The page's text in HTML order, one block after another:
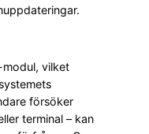
modul, vilket
försöker
terminal – kan